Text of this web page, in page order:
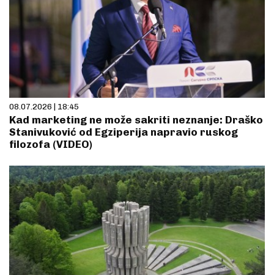
08.07.2026 | 18:45
Kad marketing ne može sakriti neznanje: Draško
Stanivuković od Egziperija napravio ruskog
filozofa (VIDEO)